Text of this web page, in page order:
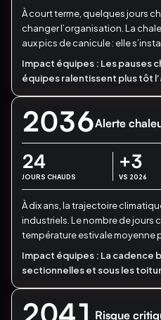
À court terme, quelques jours
changer l’organisation. La
aux pics de canicule : elle
Impact équipes : Les pauses
équipes ralentissent plus tôt
2036Alerte
24
JOURS CHAUDS
+3
VS 2026
À dix ans, la trajectoire
industriels. Le nombre de jours
température estivale moyenne
Impact équipes : La cadence
sectionnelles et sous les
2041 Risque